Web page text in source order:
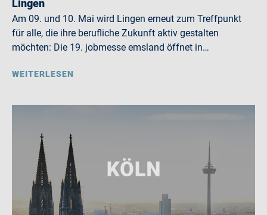
Lingen
Am 09. und 10. Mai wird Lingen erneut zum Treffpunkt
für alle, die ihre berufliche Zukunft aktiv gestalten
möchten: Die 19. jobmesse emsland öffnet in…
WEITERLESEN